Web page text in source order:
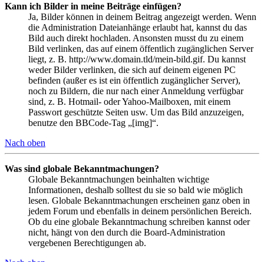
Kann ich Bilder in meine Beiträge einfügen?
Ja, Bilder können in deinem Beitrag angezeigt werden. Wenn
die Administration Dateianhänge erlaubt hat, kannst du das
Bild auch direkt hochladen. Ansonsten musst du zu einem
Bild verlinken, das auf einem öffentlich zugänglichen Server
liegt, z. B. http://www.domain.tld/mein-bild.gif. Du kannst
weder Bilder verlinken, die sich auf deinem eigenen PC
befinden (außer es ist ein öffentlich zugänglicher Server),
noch zu Bildern, die nur nach einer Anmeldung verfügbar
sind, z. B. Hotmail- oder Yahoo-Mailboxen, mit einem
Passwort geschützte Seiten usw. Um das Bild anzuzeigen,
benutze den BBCode-Tag „[img]“.
Nach oben
Was sind globale Bekanntmachungen?
Globale Bekanntmachungen beinhalten wichtige
Informationen, deshalb solltest du sie so bald wie möglich
lesen. Globale Bekanntmachungen erscheinen ganz oben in
jedem Forum und ebenfalls in deinem persönlichen Bereich.
Ob du eine globale Bekanntmachung schreiben kannst oder
nicht, hängt von den durch die Board-Administration
vergebenen Berechtigungen ab.